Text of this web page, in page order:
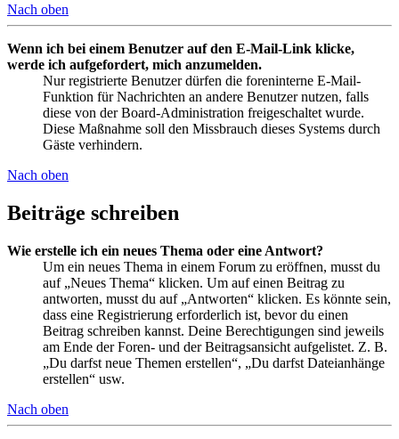
Nach oben
Wenn ich bei einem Benutzer auf den E-Mail-Link klicke,
werde ich aufgefordert, mich anzumelden.
Nur registrierte Benutzer dürfen die foreninterne E-Mail-
Funktion für Nachrichten an andere Benutzer nutzen, falls
diese von der Board-Administration freigeschaltet wurde.
Diese Maßnahme soll den Missbrauch dieses Systems durch
Gäste verhindern.
Nach oben
Beiträge schreiben
Wie erstelle ich ein neues Thema oder eine Antwort?
Um ein neues Thema in einem Forum zu eröffnen, musst du
auf „Neues Thema“ klicken. Um auf einen Beitrag zu
antworten, musst du auf „Antworten“ klicken. Es könnte sein,
dass eine Registrierung erforderlich ist, bevor du einen
Beitrag schreiben kannst. Deine Berechtigungen sind jeweils
am Ende der Foren- und der Beitragsansicht aufgelistet. Z. B.
„Du darfst neue Themen erstellen“, „Du darfst Dateianhänge
erstellen“ usw.
Nach oben